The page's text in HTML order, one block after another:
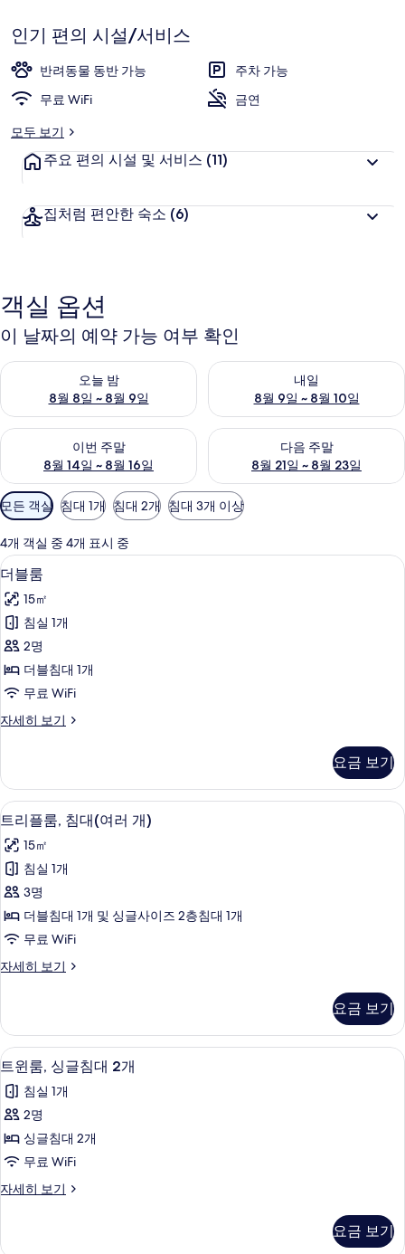
포
르
트
의
사
기
인기 편의 시설/서비스
반려동물 동반 가능
주차 가능
무료 WiFi
금연
모두 보기
주요 편의 시설 및 서비스 (11)
집처럼 편안한 숙소 (6)
객실 옵션
이 날짜의 예약 가능 여부 확인
오늘 밤
8월 8일 ~ 8월 9일
오늘 밤 예약 가능 여부 확인, 8월 8일 ~ 8월 9일
내일
8월 9일 ~ 8월 10일
내일 예약 가능 여부 확인, 8월
이번 주말
8월 14일 ~ 8월 16일
이번 주말 예약 가능 여부 확인, 8월 14일 ~ 8월 16일
다음 주말
8월 21일 ~ 8월 23일
다음 주말 예약 가능 여부 확인
객
실
에
사
용
가
능
한
터
모든 객실 침대 1개 침대 2개 침대 3개 이상
4개 객실 중 4개 표시 중
더
블
룸
사
진
모
보
더블룸 | 고급 침구, 책상, 암막 커튼, 방
8
더블룸
15㎡
침실 1개
2명
더블침대 1개
무료 WiFi
자세히 보기
더
세
히
보
요금 보기
트
리
플
룸,
침
대
러
사
진
모
두
보
기
트리플룸, 침대(여러 개) | 고급 침구,
10
트리플룸, 침대(여러 개)
15㎡
침실 1개
3명
더블침대 1개 및 싱글사이즈 2층침대 1개
무료 WiFi
자세히 보기
트
침
대
(여
개)
자
히
보
요금 보기
트
윈
룸,
싱
글
대
개
트윈룸, 싱글침대 2개 | 고급 침구, 책상
8
트윈룸, 싱글침대 2개
침실 1개
2명
싱글침대 2개
무료 WiFi
자세히 보기
트
요금 보기